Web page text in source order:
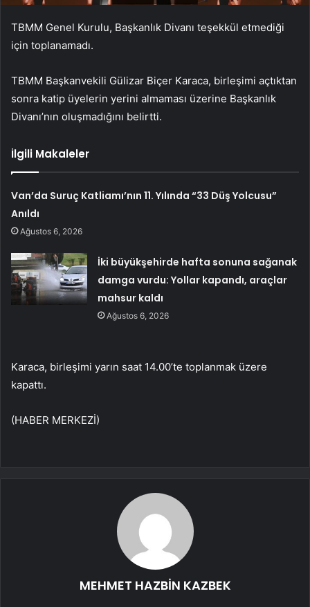
TBMM Genel Kurulu, Başkanlık Divanı teşekkül etmediği
için toplanamadı.
TBMM Başkanvekili Gülizar Biçer Karaca, birleşimi açtıktan
sonra katip üyelerin yerini almaması üzerine Başkanlık
Divanı’nın oluşmadığını belirtti.
İlgili Makaleler
Van’da Suruç Katliamı’nın 11. Yılında “33 Düş Yolcusu”
Anıldı
Ağustos 6, 2026
İki büyükşehirde hafta sonuna sağanak
damga vurdu: Yollar kapandı, araçlar
mahsur kaldı
Ağustos 6, 2026
Karaca, birleşimi yarın saat 14.00’te toplanmak üzere
kapattı.
(HABER MERKEZİ)
MEHMET HAZBİN KAZBEK